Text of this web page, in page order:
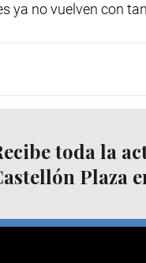
ya no vuelven con
toda la
Plaza